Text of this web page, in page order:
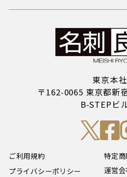
東京本社
〒162-0065 東京都新
B-STEPビ
ご利用規約
プライバシーポリシー
特定
運営